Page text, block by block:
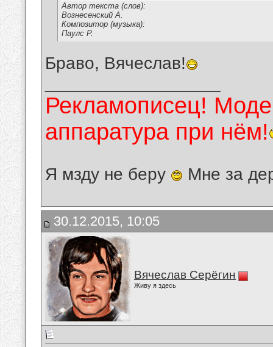
Автор текста (слов):
Вознесенский А.
Композитор (музыка):
Паулс Р.
Браво, Вячеслав!
Рекламописец!
аппаратура при нём!
Я мзду не беру Мне за
30.12.2015, 10:05
Вячеслав Серёгин
Живу я здесь